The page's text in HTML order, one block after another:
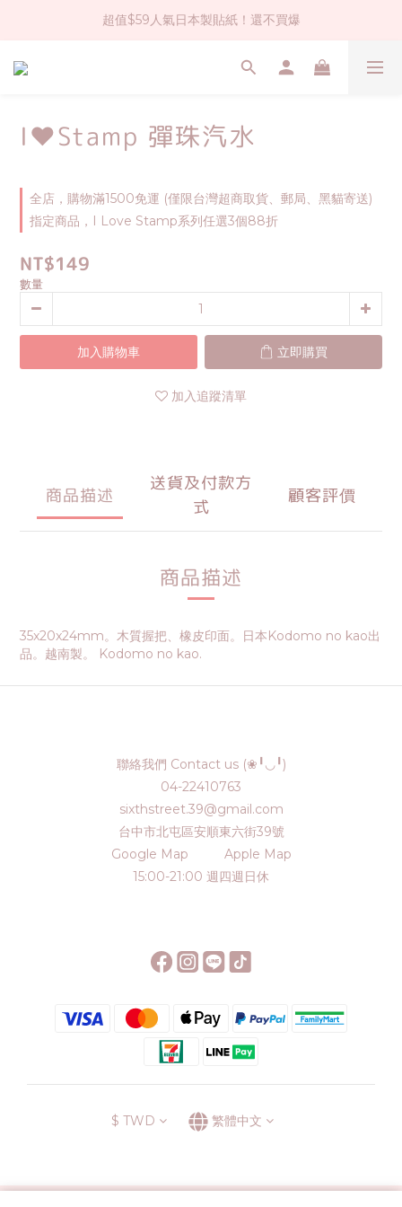
社群大人氣！各種有趣的打洞器
超值$59人氣日本製貼紙！還不買爆
全店$1500免運(台灣地區)
I❤Stamp 彈珠汽水
全店，購物滿1500免運 (僅限台灣超商取貨、郵局、黑貓寄送)
指定商品，I Love Stamp系列任選3個88折
NT$149
數量
加入購物車 立即購買
加入追蹤清單
商品描述
送貨及付款方
式
顧客評價
商品描述
35x20x24mm。木質握把、橡皮印面。日本Kodomo no kao出
品。越南製。 Kodomo no kao.
聯絡我們 Contact us (❀╹◡╹)
04-22410763
sixthstreet.39@gmail.com
台中市北屯區安順東六街39號
Google Map
Apple Map
15:00-21:00 週四週日休
$ TWD 繁體中文